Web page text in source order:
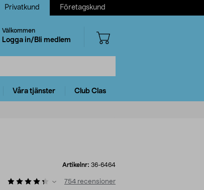
Privatkund Företagskund
Välkommen
Logga in/Bli medlem
Våra tjänster Club Clas
Artikelnr: 36-6464
754 recensioner